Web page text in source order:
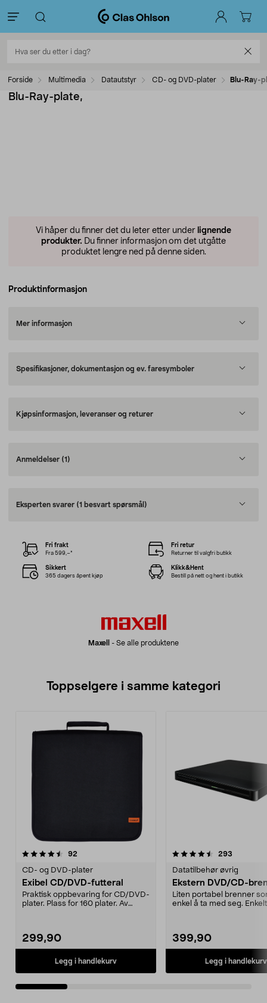
Forside Multimedia Datautstyr CD- og DVD-plater Blu-Ray-
Blu-Ray-plate,
Vi håper du finner det du leter etter under lignende
produkter. Du finner informasjon om det utgåtte
produktet lengre ned på denne siden.
Produktinformasjon
Mer informasjon
Spesifikasjoner, dokumentasjon og ev. faresymboler
Kjøpsinformasjon, leveranser og returer
Anmeldelser (1)
Eksperten svarer (1 besvart spørsmål)
Maxell - Se alle produktene
Fri frakt
Fra 599,–*
Fri retur
Returner til valgfri butikk
Sikkert
365 dagers åpent kjøp
Klikk&Hent
Bestill på nett og hent i butikk
Toppselgere i samme kategori
92
CD- og DVD-plater
Exibel CD/DVD-futteral
Praktisk oppbevaring for CD/DVD-
plater. Plass for 160 plater. Av
299,90
Legg i handlekurv
4.5 av 5 stjerner 293
Datatilbehør øvrig
Ekstern DVD/CD-
Liten portabel brenner
enkel å ta med seg.
399,90
Legg i handlekurv
4.5 av 5 stjerner